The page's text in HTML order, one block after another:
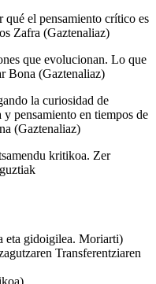
qué el pensamiento crítico es
Zafra (Gaztenaliaz)
que evolucionan. Lo que
Bona (Gaztenaliaz)
la curiosidad de
pensamiento en tiempos de
(Gaztenaliaz)
kritikoa. Zer
eta gidoigilea. Moriarti)
Transferentziaren